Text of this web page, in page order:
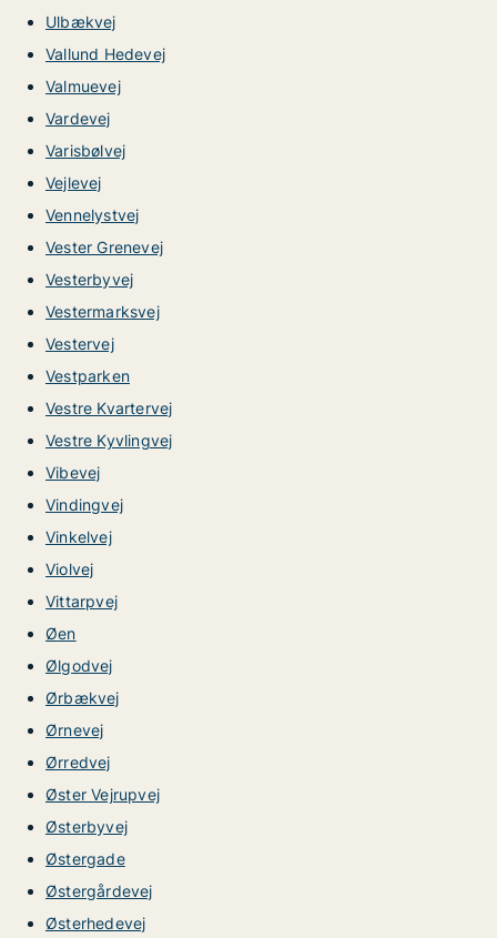
Ulbækvej
Vallund Hedevej
Valmuevej
Vardevej
Varisbølvej
Vejlevej
Vennelystvej
Vester Grenevej
Vesterbyvej
Vestermarksvej
Vestervej
Vestparken
Vestre Kvartervej
Vestre Kyvlingvej
Vibevej
Vindingvej
Vinkelvej
Violvej
Vittarpvej
Øen
Ølgodvej
Ørbækvej
Ørnevej
Ørredvej
Øster Vejrupvej
Østerbyvej
Østergade
Østergårdevej
Østerhedevej